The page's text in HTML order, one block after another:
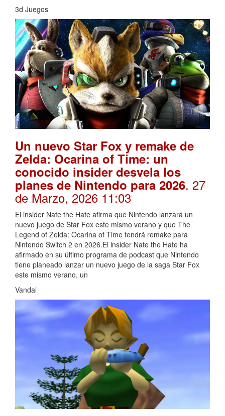
3d Juegos
Un nuevo Star Fox y remake de
Zelda: Ocarina of Time: un
conocido insider desvela los
planes de Nintendo para 2026. 27
de Marzo, 2026 11:03
El insider Nate the Hate afirma que Nintendo lanzará un
nuevo juego de Star Fox este mismo verano y que The
Legend of Zelda: Ocarina of Time tendrá remake para
Nintendo Switch 2 en 2026.El insider Nate the Hate ha
afirmado en su último programa de podcast que Nintendo
tiene planeado lanzar un nuevo juego de la saga Star Fox
este mismo verano, un
Vandal